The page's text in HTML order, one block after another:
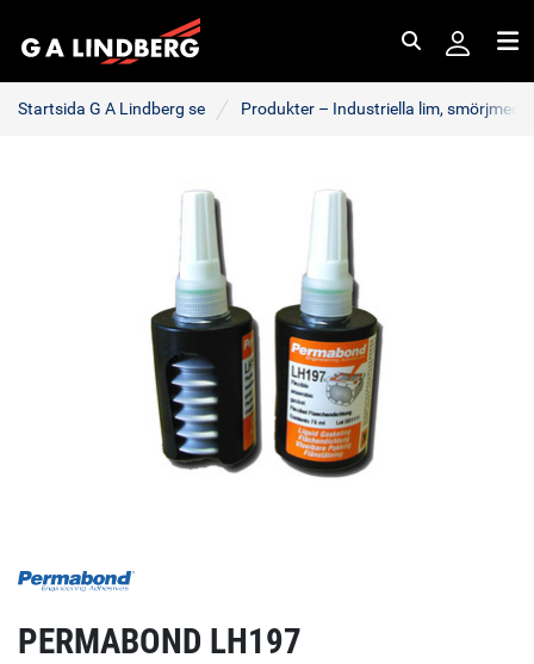
Startsida G A Lindberg se Produkter – Industriella lim,
PERMABOND LH197